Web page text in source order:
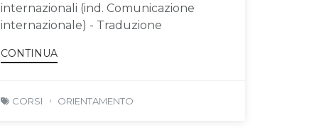
internazionali (ind. Comunicazione
internazionale) - Traduzione
CONTINUA
CORSI ORIENTAMENTO